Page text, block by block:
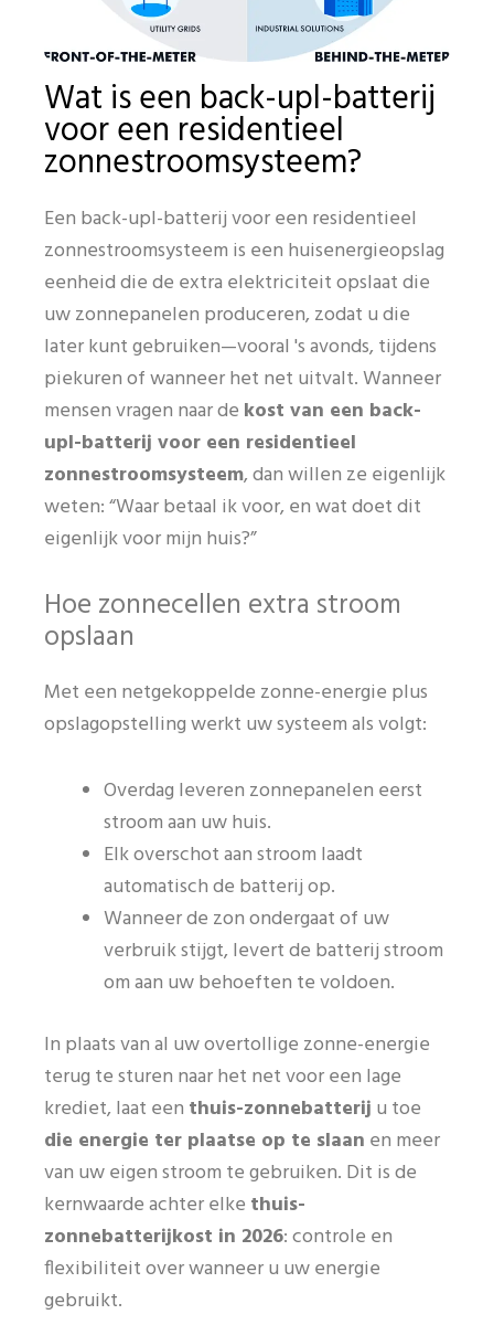
Wat is een back-upl-batterij
voor een residentieel
zonnestroomsysteem?
Een back-upl-batterij voor een residentieel
zonnestroomsysteem is een huisenergieopslag
eenheid die de extra elektriciteit opslaat die
uw zonnepanelen produceren, zodat u die
later kunt gebruiken—vooral 's avonds, tijdens
piekuren of wanneer het net uitvalt. Wanneer
mensen vragen naar de kost van een back-
upl-batterij voor een residentieel
zonnestroomsysteem, dan willen ze eigenlijk
weten: “Waar betaal ik voor, en wat doet dit
eigenlijk voor mijn huis?”
Hoe zonnecellen extra stroom
opslaan
Met een netgekoppelde zonne-energie plus
opslagopstelling werkt uw systeem als volgt:
Overdag leveren zonnepanelen eerst
stroom aan uw huis.
Elk overschot aan stroom laadt
automatisch de batterij op.
Wanneer de zon ondergaat of uw
verbruik stijgt, levert de batterij stroom
om aan uw behoeften te voldoen.
In plaats van al uw overtollige zonne-energie
terug te sturen naar het net voor een lage
krediet, laat een thuis-zonnebatterij u toe
die energie ter plaatse op te slaan en meer
van uw eigen stroom te gebruiken. Dit is de
kernwaarde achter elke thuis-
zonnebatterijkost in 2026: controle en
flexibiliteit over wanneer u uw energie
gebruikt.